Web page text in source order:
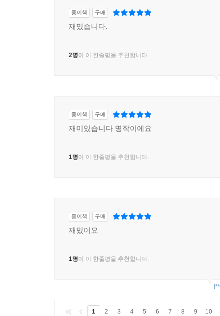
종이책 구매
재밌습니다.
2명이 이 한줄평을 추천합니다.
종이책 구매
재미있습니다 명작이에요
1명이 이 한줄평을 추천합니다.
종이책 구매
재밌어요
1명이 이 한줄평을 추천합니다.
1 2 3 4 5 6 7 8 9 10